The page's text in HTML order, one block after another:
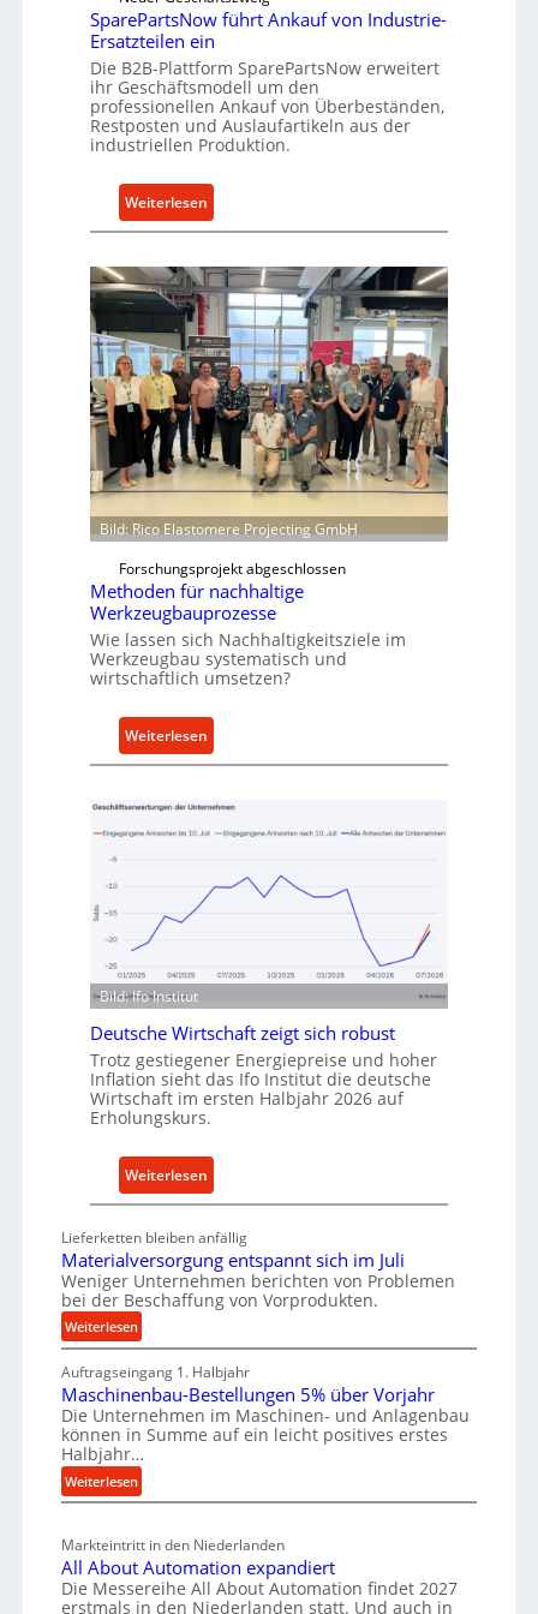
k
t
e
A
n
t
i
e
e
c
k
e
l
t
X
-
l
a
t
f
o
m
w
i
e
r
SparePartsNow führt Ankauf von Industrie-
Ersatzteilen ein
Die B2B-Plattform SparePartsNow erweitert
ihr Geschäftsmodell um den
professionellen Ankauf von Überbeständen,
Restposten und Auslaufartikeln aus der
industriellen Produktion.
Weiterlesen
S
a
r
P
a
r
t
s
N
w
ü
h
t
A
a
f
v
n
u
s
t
r
i
e
E
s
a
t
z
t
e
n
Bild: Rico Elastomere Projecting GmbH
Forschungsprojekt abgeschlossen
Methoden für nachhaltige
Werkzeugbauprozesse
Wie lassen sich Nachhaltigkeitsziele im
Werkzeugbau systematisch und
wirtschaftlich umsetzen?
Weiterlesen
M
t
h
d
ü
r
n
a
c
a
l
i
g
e
W
r
k
z
e
a
u
p
Bild: Ifo Institut
Deutsche Wirtschaft zeigt sich robust
Trotz gestiegener Energiepreise und hoher
Inflation sieht das Ifo Institut die deutsche
Wirtschaft im ersten Halbjahr 2026 auf
Erholungskurs.
Weiterlesen
D
u
t
s
h
e
W
s
h
a
f
Lieferketten bleiben anfällig
Materialversorgung entspannt sich im Juli
Weniger Unternehmen berichten von Problemen
bei der Beschaffung von Vorprodukten.
Weiterlesen:
M
a
t
e
r
i
a
l
e
r
s
Auftragseingang 1. Halbjahr
Maschinenbau-Bestellungen 5% über Vorjahr
Die Unternehmen im Maschinen- und Anlagenbau
können in Summe auf ein leicht positives erstes
Halbjahr…
Weiterlesen:
M
s
c
h
Markteintritt in den Niederlanden
All About Automation expandiert
Die Messereihe All About Automation findet 2027
erstmals in den Niederlanden statt. Und auch in